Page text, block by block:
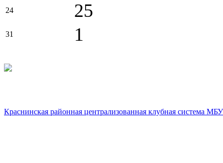
24 25
31 1
Краснинская районная централизованная клубная система